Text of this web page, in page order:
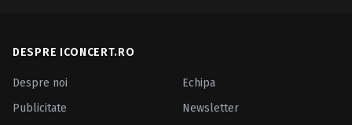
DESPRE ICONCERT.RO
Despre noi
Echipa
Publicitate
Newsletter